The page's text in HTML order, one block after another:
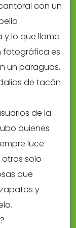
con un
lo que llama
fotográfica es
un paraguas,
de tacón
de la
quienes
luce
solo
que
y